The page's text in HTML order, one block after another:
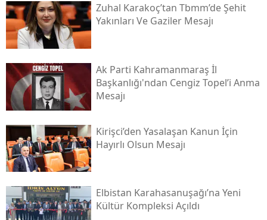
Zuhal Karakoç’tan Tbmm’de Şehit
Yakınları Ve Gaziler Mesajı
Ak Parti Kahramanmaraş İl
Başkanlığı'ndan Cengiz Topel’i Anma
Mesajı
Kirişci’den Yasalaşan Kanun İçin
Hayırlı Olsun Mesajı
Elbistan Karahasanuşağı’na Yeni
Kültür Kompleksi Açıldı